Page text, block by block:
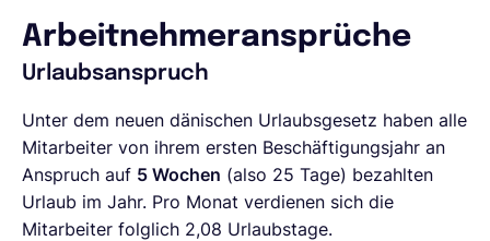
Arbeitnehmeransprüche
Urlaubsanspruch
Unter dem neuen dänischen Urlaubsgesetz haben alle
Mitarbeiter von ihrem ersten Beschäftigungsjahr an
Anspruch auf 5 Wochen (also 25 Tage) bezahlten
Urlaub im Jahr. Pro Monat verdienen sich die
Mitarbeiter folglich 2,08 Urlaubstage.